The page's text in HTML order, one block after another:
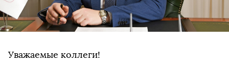
Уважаемые коллеги!